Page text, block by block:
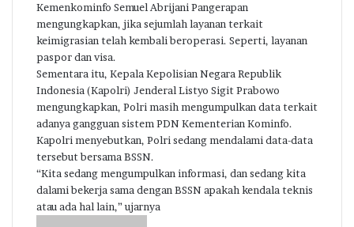
Kemenkominfo Semuel Abrijani Pangerapan
mengungkapkan, jika sejumlah layanan terkait
keimigrasian telah kembali beroperasi. Seperti, layanan
paspor dan visa.
Sementara itu, Kepala Kepolisian Negara Republik
Indonesia (Kapolri) Jenderal Listyo Sigit Prabowo
mengungkapkan, Polri masih mengumpulkan data terkait
adanya gangguan sistem PDN Kementerian Kominfo.
Kapolri menyebutkan, Polri sedang mendalami data-data
tersebut bersama BSSN.
“Kita sedang mengumpulkan informasi, dan sedang kita
dalami bekerja sama dengan BSSN apakah kendala teknis
atau ada hal lain,” ujarnya